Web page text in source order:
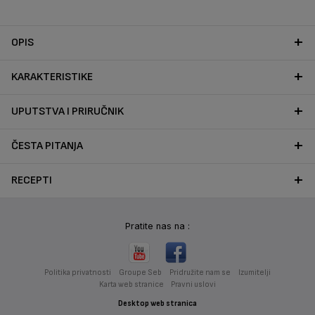
OPIS
KARAKTERISTIKE
UPUTSTVA I PRIRUČNIK
ČESTA PITANJA
RECEPTI
Pratite nas na :
Politika privatnosti Groupe Seb Pridružite nam se
Izumitelji
Karta web stranice
Pravni uslovi
Desktop web stranica